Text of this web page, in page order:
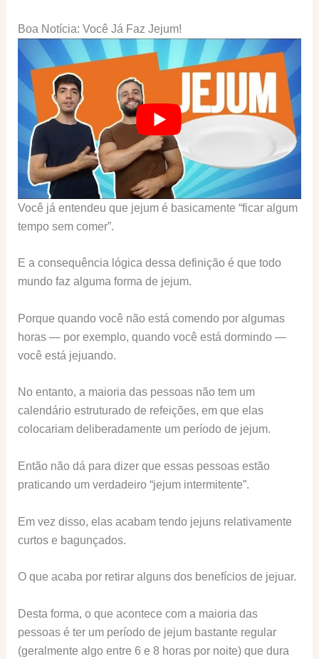
Boa Notícia: Você Já Faz Jejum!
Você já entendeu que jejum é basicamente “ficar algum
tempo sem comer”.
E a consequência lógica dessa definição é que todo
mundo faz alguma forma de jejum.
Porque quando você não está comendo por algumas
horas — por exemplo, quando você está dormindo —
você está jejuando.
No entanto, a maioria das pessoas não tem um
calendário estruturado de refeições, em que elas
colocariam deliberadamente um período de jejum.
Então não dá para dizer que essas pessoas estão
praticando um verdadeiro “jejum intermitente”.
Em vez disso, elas acabam tendo jejuns relativamente
curtos e bagunçados.
O que acaba por retirar alguns dos benefícios de jejuar.
Desta forma, o que acontece com a maioria das
pessoas é ter um período de jejum bastante regular
(geralmente algo entre 6 e 8 horas por noite) que dura